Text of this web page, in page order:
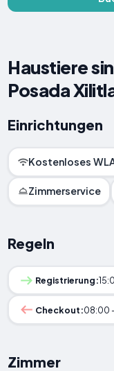
Haustiere
Posada
Einrichtungen
Kostenloses
Zimmerservice
Regeln
Registrierung:
Checkout:08:00
Zimmer